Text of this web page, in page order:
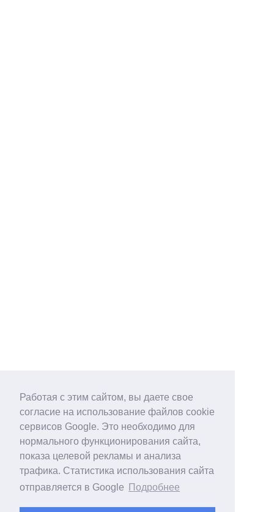
Работая с этим сайтом, вы даете свое
согласие на использование файлов cookie
сервисов Google. Это необходимо для
нормального функционирования сайта,
показа целевой рекламы и анализа
трафика. Статистика использования сайта
отправляется в Google
Подробнее